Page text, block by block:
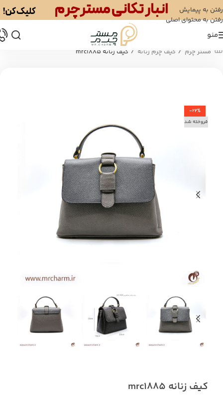
رفتن به پیمایش
رفتن به محتوای اصلی
منو
مستر چرم / کیف چرم زنانه / کیف زنانه mrc1885
-22%
فروخته شد
کیف زنانه mrc1885